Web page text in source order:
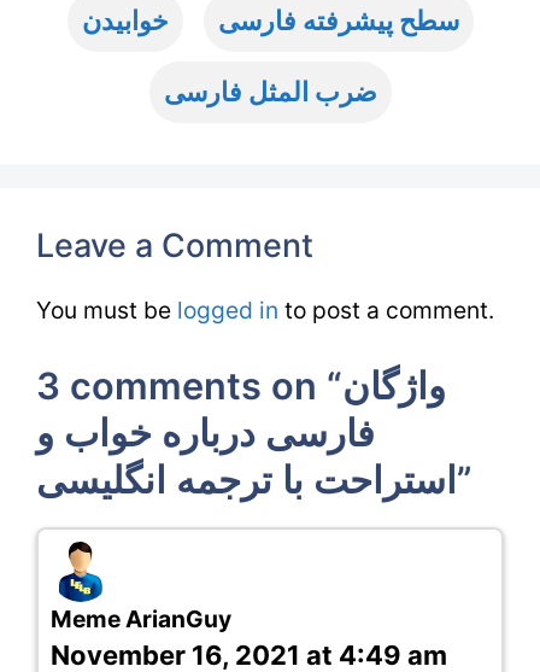
خوابیدن سطح پیشرفته فارسی
ضرب المثل فارسی
Leave a Comment
You must be logged in to post a comment.
3 comments on “واژگان
فارسی درباره خواب و
استراحت با ترجمه انگلیسی”
Meme ArianGuy
November 16, 2021 at 4:49 am